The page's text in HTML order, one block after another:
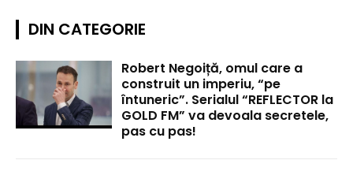
DIN CATEGORIE
Robert Negoiță, omul care a
construit un imperiu, “pe
întuneric”. Serialul “REFLECTOR la
GOLD FM” va devoala secretele,
pas cu pas!